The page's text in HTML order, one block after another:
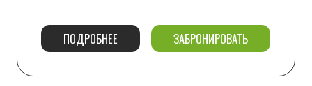
от 20 000
6+1 мест
80 м2
САД